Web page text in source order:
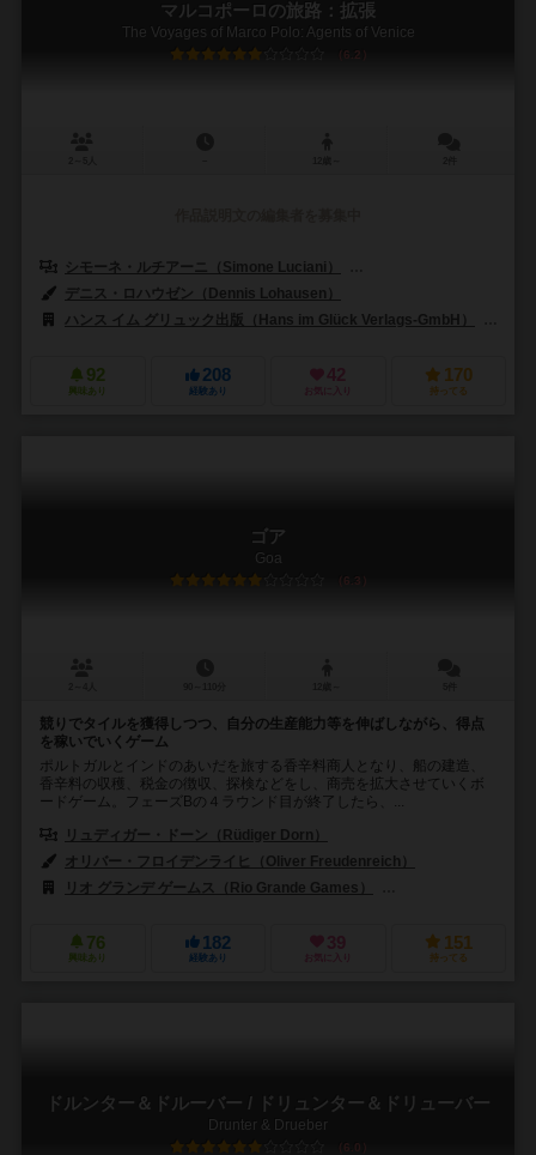
マルコポーロの旅路：拡張
The Voyages of Marco Polo: Agents of Venice
6.2
シモーネ・ルチアーニ（Simone Luciani）
デニス・ロハウゼン（Dennis Lohausen）
ハンス イム グリュック出版（Hans im Glück Verlags-GmbH）
92
興味あり
208
経験あり
42
お気に入り
170
持ってる
ゴア
Goa
6.3
競りでタイルを獲得しつつ、自分の生産能力等を伸ばしながら、得点
を稼いでいくゲーム
ポルトガルとインドのあいだを旅する香辛料商人となり、船の建造、
香辛料の収穫、税金の徴収、探検などをし、商売を拡大させていくボ
ードゲーム。フェーズBの４ラウンド目が終了したら、...
リュディガー・ドーン（Rüdiger Dorn）
オリバー・フロイデンライヒ（Oliver Freudenreich）
リオ グランデ ゲームス（Rio Grande Games）
76
興味あり
182
経験あり
39
お気に入り
151
持ってる
ドルンター＆ドルーバー / ドリュンター＆ドリューバー
Drunter & Drueber
6.0